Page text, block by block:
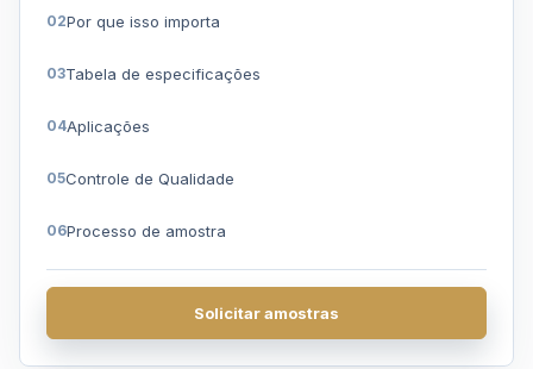
Por que isso importa
Tabela de especificações
Aplicações
Controle de Qualidade
Processo de amostra
Perguntas frequentes
Obter uma cotação
Solicitar amostras